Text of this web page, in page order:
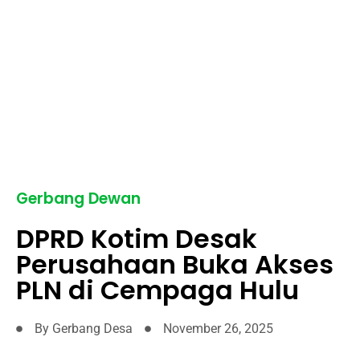
Gerbang Dewan
DPRD Kotim Desak
Perusahaan Buka Akses
PLN di Cempaga Hulu
By Gerbang Desa November 26, 2025